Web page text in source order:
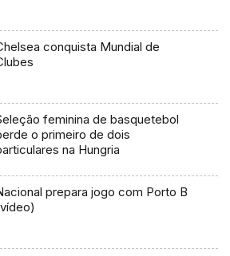
conquista Mundial de
feminina de basquetebol
o primeiro de dois
na Hungria
prepara jogo com Porto B